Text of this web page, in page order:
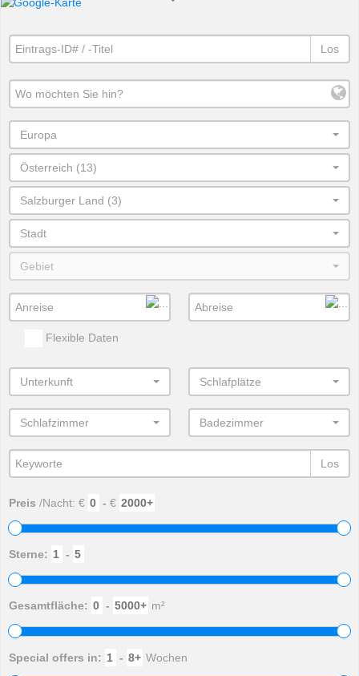
Los
Europa
Österreich (13)
Salzburger Land (3)
Stadt
Gebiet
Flexible Daten
Unterkunft Schlafplätze
Schlafzimmer Badezimmer
Los
Preis /Nacht: € - €
Sterne: -
Gesamtfläche: - m²
Special offers in: - Wochen